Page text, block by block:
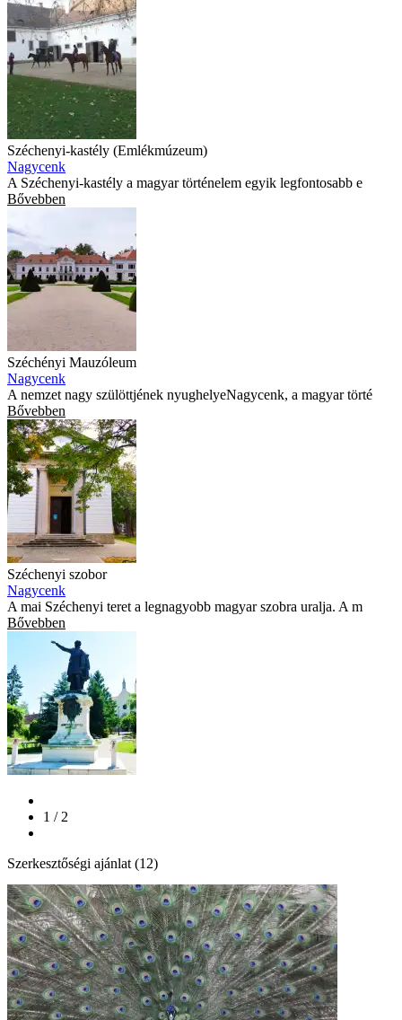
Széchenyi-kastély (Emlékmúzeum)
Nagycenk
A Széchenyi-kastély a magyar történelem egyik legfontosabb e
Bővebben
Széchényi Mauzóleum
Nagycenk
A nemzet nagy szülöttjének nyughelyeNagycenk, a magyar törté
Bővebben
Széchenyi szobor
Nagycenk
A mai Széchenyi teret a legnagyobb magyar szobra uralja. A m
Bővebben
1 / 2
Szerkesztőségi ajánlat (12)